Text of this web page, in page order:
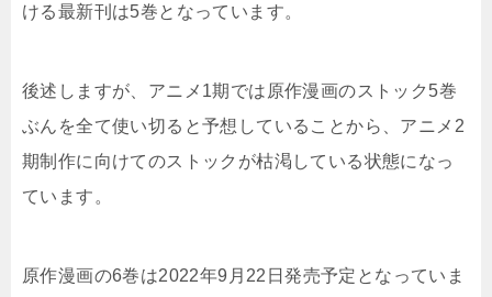
ける最新刊は5巻となっています。
後述しますが、アニメ1期では原作漫画のストック5巻
ぶんを全て使い切ると予想していることから、アニメ2
期制作に向けてのストックが枯渇している状態になっ
ています。
原作漫画の6巻は2022年9月22日発売予定となっていま